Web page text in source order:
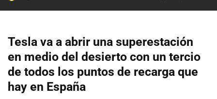
Tesla va a abrir una superestación
en medio del desierto con un tercio
de todos los puntos de recarga que
hay en España